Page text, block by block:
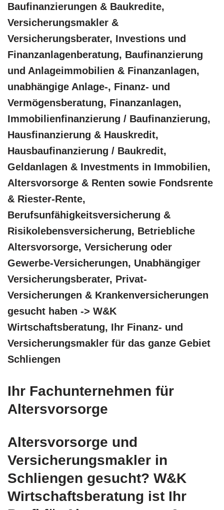
Baufinanzierungen & Baukredite,
Versicherungsmakler &
Versicherungsberater, Investions und
Finanzanlagenberatung, Baufinanzierung
und Anlageimmobilien & Finanzanlagen,
unabhängige Anlage-, Finanz- und
Vermögensberatung, Finanzanlagen,
Immobilienfinanzierung / Baufinanzierung,
Hausfinanzierung & Hauskredit,
Hausbaufinanzierung / Baukredit,
Geldanlagen & Investments in Immobilien,
Altersvorsorge & Renten sowie Fondsrente
& Riester-Rente,
Berufsunfähigkeitsversicherung &
Risikolebensversicherung, Betriebliche
Altersvorsorge, Versicherung oder
Gewerbe-Versicherungen, Unabhängiger
Versicherungsberater, Privat-
Versicherungen & Krankenversicherungen
gesucht haben -> W&K
Wirtschaftsberatung, Ihr Finanz- und
Versicherungsmakler für das ganze Gebiet
Schliengen
Ihr Fachunternehmen für
Altersvorsorge
Altersvorsorge und
Versicherungsmakler in
Schliengen gesucht? W&K
Wirtschaftsberatung ist Ihr